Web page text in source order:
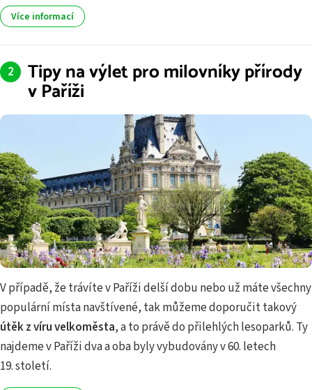
Více informací
Tipy na výlet pro milovníky přírody
v Paříži
V případě, že trávíte v Paříži delší dobu nebo už máte všechny
populární místa navštívené, tak můžeme doporučit takový
útěk z víru velkoměsta, a to právě do přilehlých lesoparků. Ty
najdeme v Paříži dva a oba byly vybudovány v 60. letech
19. století.